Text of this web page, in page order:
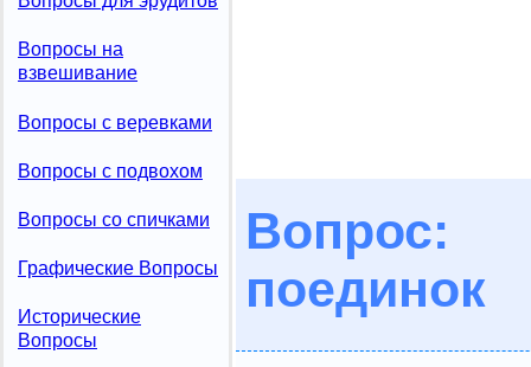
Вопросы на
взвешивание
Вопросы с веревками
Вопросы с подвохом
Вопросы со спичками
Графические Вопросы
Исторические
Вопросы
Вопрос:
поединок